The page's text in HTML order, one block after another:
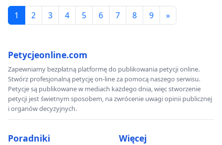
1 2 3 4 5 6 7 8 9 »
Petycjeonline.com
Zapewniamy bezpłatną platformę do publikowania petycji online.
Stwórz profesjonalną petycję on-line za pomocą naszego serwisu.
Petycje są publikowane w mediach każdego dnia, więc stworzenie
petycji jest świetnym sposobem, na zwrócenie uwagi opinii publicznej
i organów decyzyjnych.
Poradniki Więcej